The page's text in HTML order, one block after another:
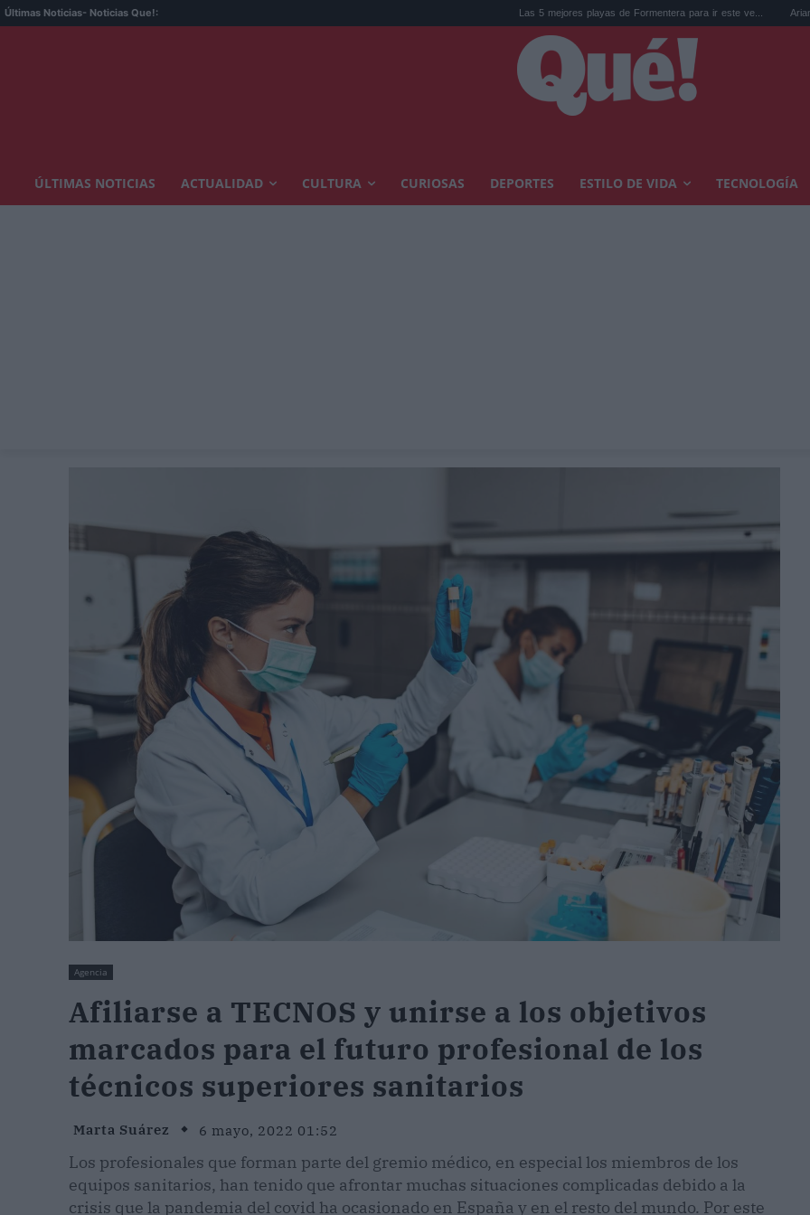
Últimas Noticias- Noticias Que!: Las 5 mejores playas de Formentera para ir este ve... Ariana Grande y
ÚLTIMAS NOTICIAS ACTUALIDAD CULTURA CURIOSAS DEPORTES ESTILO DE VIDA TECNOLOGÍA
Agencia
Afiliarse a TECNOS y unirse a los objetivos
marcados para el futuro profesional de los
técnicos superiores sanitarios
Marta Suárez 6 mayo, 2022 01:52
Los profesionales que forman parte del gremio médico, en especial los miembros de los
equipos sanitarios, han tenido que afrontar muchas situaciones complicadas debido a la
crisis que la pandemia del covid ha ocasionado en España y en el resto del mundo. Por este